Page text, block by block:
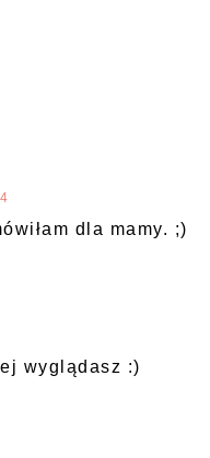
dla mamy. ;)
wyglądasz :)